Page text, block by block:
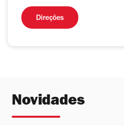
Direções
Novidades